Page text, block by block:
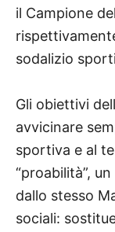
il Campione
sodalizio
Gli obiettivi
avvicinare
sportiva e al
“proabilità”,
dallo stesso
sociali: